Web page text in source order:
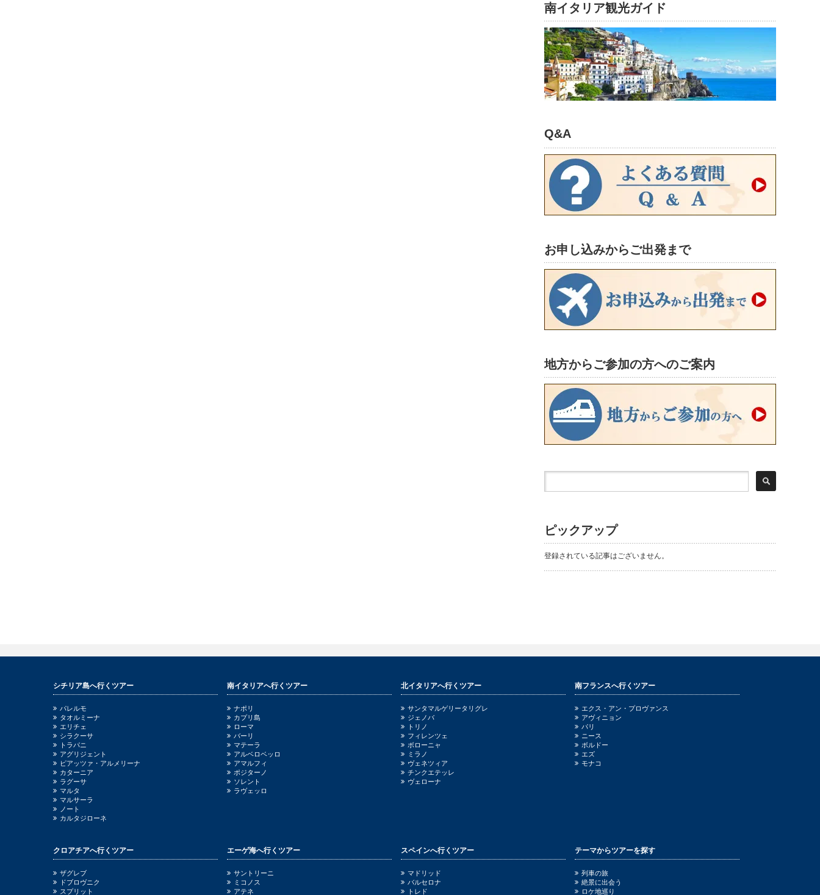
南イタリア観光ガイド
Q&A
お申し込みからご出発まで
地方からご参加の方へのご案内
ピックアップ
登録されている記事はございません。
シチリア島へ行くツアー
パレルモ
タオルミーナ
エリチェ
シラクーサ
トラパニ
アグリジェント
ピアッツァ・アルメリーナ
カターニア
ラグーサ
マルタ
マルサーラ
ノート
カルタジローネ
南イタリアへ行くツアー
ナポリ
カプリ島
ローマ
バーリ
マテーラ
アルベロベッロ
アマルフィ
ポジターノ
ソレント
ラヴェッロ
北イタリアへ行くツアー
サンタマルゲリータリグレ
ジェノバ
トリノ
フィレンツェ
ボローニャ
ミラノ
ヴェネツィア
チンクエテッレ
ヴェローナ
南フランスへ行くツアー
エクス・アン・プロヴァンス
アヴィニョン
パリ
ニース
ボルドー
エズ
モナコ
クロアチアへ行くツアー
ザグレブ
ドブロヴニク
スプリット
エーゲ海へ行くツアー
サントリーニ
ミコノス
アテネ
スペインへ行くツアー
マドリッド
バルセロナ
トレド
テーマからツアーを探す
列車の旅
絶景に出会う
ロケ地巡り